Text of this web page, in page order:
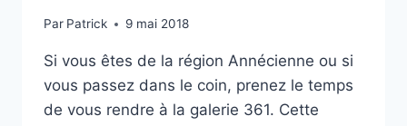
Par Patrick 9 mai 2018
Si vous êtes de la région Annécienne ou si
vous passez dans le coin, prenez le temps
de vous rendre à la galerie 361. Cette